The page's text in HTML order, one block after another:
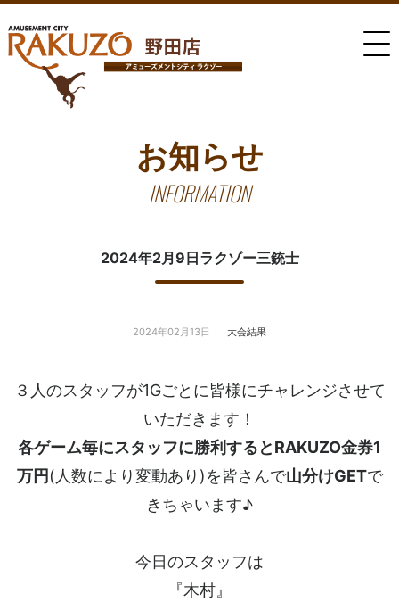
お知らせ
INFORMATION
2024年2月9日ラクゾー三銃士
2024年02月13日 大会結果
３人のスタッフが1Gごとに皆様にチャレンジさせて
いただきます！
各ゲーム毎にスタッフに勝利するとRAKUZO金券1
万円 (人数により変動あり)を皆さんで山分けGETで
きちゃいます♪
今日のスタッフは
『木村』